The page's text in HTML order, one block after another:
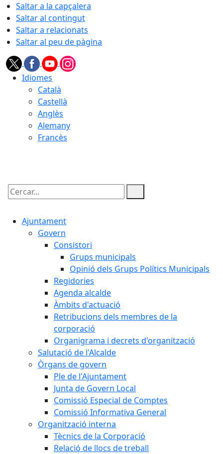
Saltar a la capçalera
Saltar al contingut
Saltar a relacionats
Saltar al peu de pàgina
Idiomes
Català
Castellà
Anglès
Alemany
Francès
Cercar:
Ajuntament
Govern
Consistori
Grups municipals
Opinió dels Grups Polítics Municipals
Regidories
Agenda alcalde
Àmbits d'actuació
Retribucions dels membres de la
corporació
Organigrama i decrets d'organització
Salutació de l'Alcalde
Òrgans de govern
Ple de l'Ajuntament
Junta de Govern Local
Comissió Especial de Comptes
Comissió Informativa General
Organització interna
Tècnics de la Corporació
Relació de llocs de treball